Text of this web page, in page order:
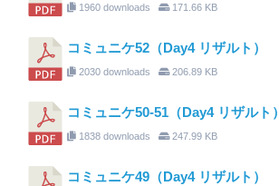
1960 downloads 171.66 KB
コミュニケ52（Day4 リザルト）
2030 downloads 206.89 KB
コミュニケ50-51（Day4 リザルト）
1838 downloads 247.99 KB
コミュニケ49（Day4 リザルト）